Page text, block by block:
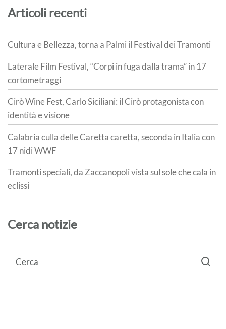
Articoli recenti
Cultura e Bellezza, torna a Palmi il Festival dei Tramonti
Laterale Film Festival, “Corpi in fuga dalla trama” in 17
cortometraggi
Cirò Wine Fest, Carlo Siciliani: il Cirò protagonista con
identità e visione
Calabria culla delle Caretta caretta, seconda in Italia con
17 nidi WWF
Tramonti speciali, da Zaccanopoli vista sul sole che cala in
eclissi
Cerca notizie